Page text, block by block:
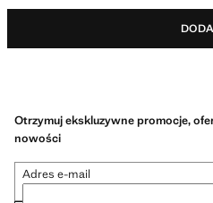
Otrzymuj ekskluzywne promocje,
nowości
Adres e-mail